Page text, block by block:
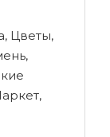
Цветы,